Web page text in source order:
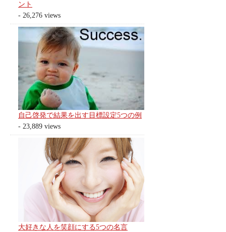
ント
- 26,276 views
自己啓発で結果を出す目標設定5つの例
- 23,889 views
大好きな人を笑顔にする5つの名言